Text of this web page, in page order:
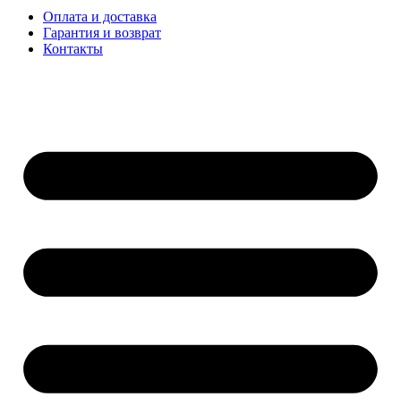
Оплата и доставка
Гарантия и возврат
Контакты